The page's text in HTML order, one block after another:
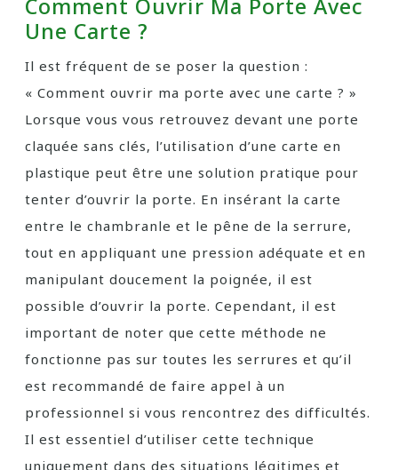
Comment Ouvrir Ma Porte Avec
Une Carte ?
Il est fréquent de se poser la question :
« Comment ouvrir ma porte avec une carte ? »
Lorsque vous vous retrouvez devant une porte
claquée sans clés, l’utilisation d’une carte en
plastique peut être une solution pratique pour
tenter d’ouvrir la porte. En insérant la carte
entre le chambranle et le pêne de la serrure,
tout en appliquant une pression adéquate et en
manipulant doucement la poignée, il est
possible d’ouvrir la porte. Cependant, il est
important de noter que cette méthode ne
fonctionne pas sur toutes les serrures et qu’il
est recommandé de faire appel à un
professionnel si vous rencontrez des difficultés.
Il est essentiel d’utiliser cette technique
uniquement dans des situations légitimes et